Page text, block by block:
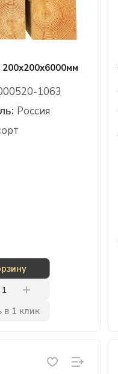
1063
Россия
в 1 клик